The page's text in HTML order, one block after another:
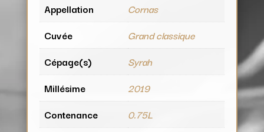
Appellation
Cornas
Cuvée
Grand classique
Cépage(s)
Syrah
Millésime
2019
Contenance
0.75L